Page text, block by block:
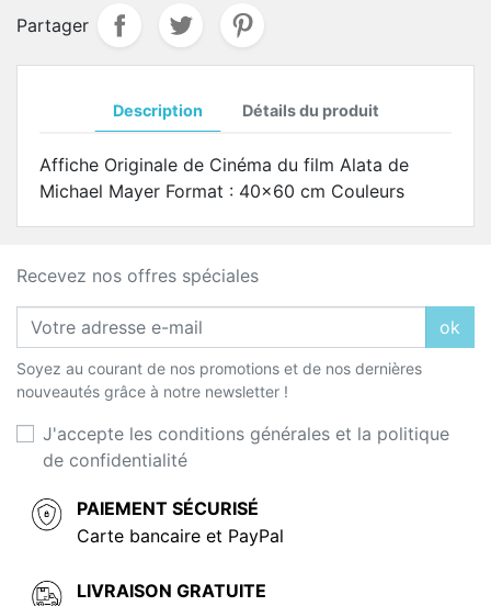
Partager
Description Détails du produit
Affiche Originale de Cinéma du film Alata de
Michael Mayer Format : 40x60 cm Couleurs
Recevez nos offres spéciales
ok
Soyez au courant de nos promotions et de nos dernières
nouveautés grâce à notre newsletter !
J'accepte les conditions générales et la politique
de confidentialité
PAIEMENT SÉCURISÉ
Carte bancaire et PayPal
LIVRAISON GRATUITE